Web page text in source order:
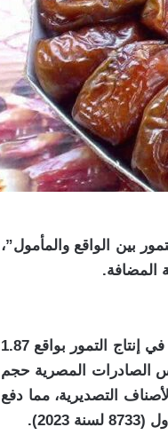
بين الواقع والمأمول”،
المضافة.
أكدت مايسة حمزة، المدير التنفيذي للغرفة، أن مصر تحتل المرتبة الأولى عالميًا في إنتاج التمور بواقع 1.87
لا تعكس الصادرات المصرية حجم
ذلك لعدم توافر الأصناف التصديرية، مما دفع